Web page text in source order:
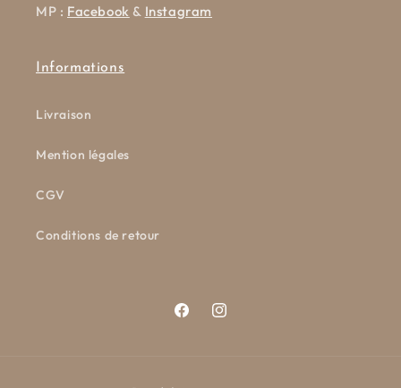
MP : Facebook & Instagram
Informations
Livraison
Mention légales
CGV
Conditions de retour
FacebookInstagram